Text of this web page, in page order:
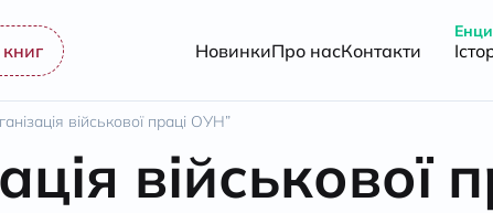
НовинкиПро насКонтакти
військової праці ОУН”
військової